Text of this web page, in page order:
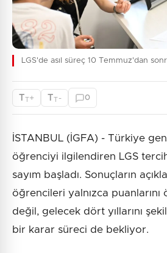
LGS'de asıl süreç 10 Temmuz'dan
TT+ TT - 0
İSTANBUL (İGFA) - Türkiye
öğrenciyi ilgilendiren LGS
sayım başladı. Sonuçların
öğrencileri yalnızca puanlarını
değil, gelecek dört yıllarını
bir karar süreci de bekliyor.